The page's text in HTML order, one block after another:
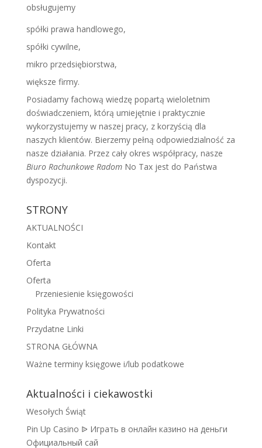
obsługujemy
spółki prawa handlowego,
spółki cywilne,
mikro przedsiębiorstwa,
większe firmy.
Posiadamy fachową wiedzę popartą wieloletnim
doświadczeniem, którą umiejętnie i praktycznie
wykorzystujemy w naszej pracy, z korzyścią dla
naszych klientów. Bierzemy pełną odpowiedzialność za
nasze działania. Przez cały okres współpracy, nasze
Biuro Rachunkowe RadomNo Tax jest do Państwa
dyspozycji.
STRONY
AKTUALNOŚCI
Kontakt
Oferta
Oferta
Przeniesienie księgowości
Polityka Prywatności
Przydatne Linki
STRONA GŁÓWNA
Ważne terminy księgowe i/lub podatkowe
Aktualności i ciekawostki
Wesołych Świąt
Pin Up Casino ᐉ Играть в онлайн казино на деньги
Официальный сай